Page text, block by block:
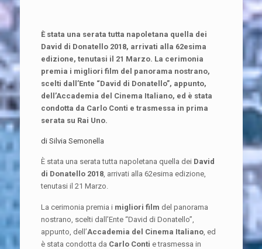
È stata una serata tutta napoletana quella dei
David di Donatello 2018, arrivati alla 62esima
edizione, tenutasi il 21 Marzo. La cerimonia
premia i migliori film del panorama nostrano,
scelti dall’Ente “David di Donatello”, appunto,
dell’Accademia del Cinema Italiano, ed è stata
condotta da Carlo Conti e trasmessa in prima
serata su Rai Uno.
di Silvia Semonella
È stata una serata tutta napoletana quella dei David
di Donatello 2018, arrivati alla 62esima edizione,
tenutasi il 21 Marzo.
La cerimonia premia i migliori film del panorama
nostrano, scelti dall’Ente “David di Donatello”,
appunto, dell’Accademia del Cinema Italiano, ed
è stata condotta da Carlo Conti e trasmessa in